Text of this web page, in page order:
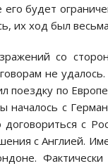
его будет
их ход был
со
не
поездку по
началось с
договориться с
с Англией.